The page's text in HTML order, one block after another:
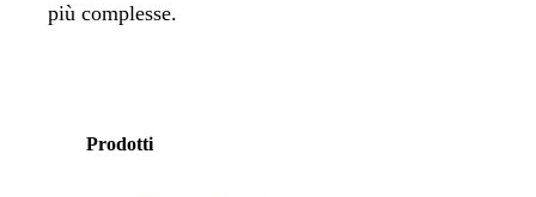
più complesse.
Prodotti